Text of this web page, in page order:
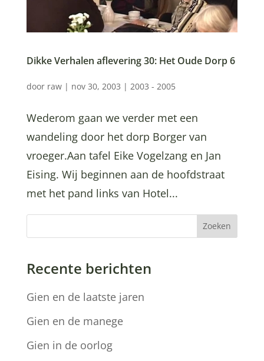
Dikke Verhalen aflevering 30: Het Oude Dorp 6
door raw| nov 30, 2003 | 2003 - 2005
Wederom gaan we verder met een
wandeling door het dorp Borger van
vroeger.Aan tafel Eike Vogelzang en Jan
Eising. Wij beginnen aan de hoofdstraat
met het pand links van Hotel...
Zoeken
Recente berichten
Gien en de laatste jaren
Gien en de manege
Gien in de oorlog